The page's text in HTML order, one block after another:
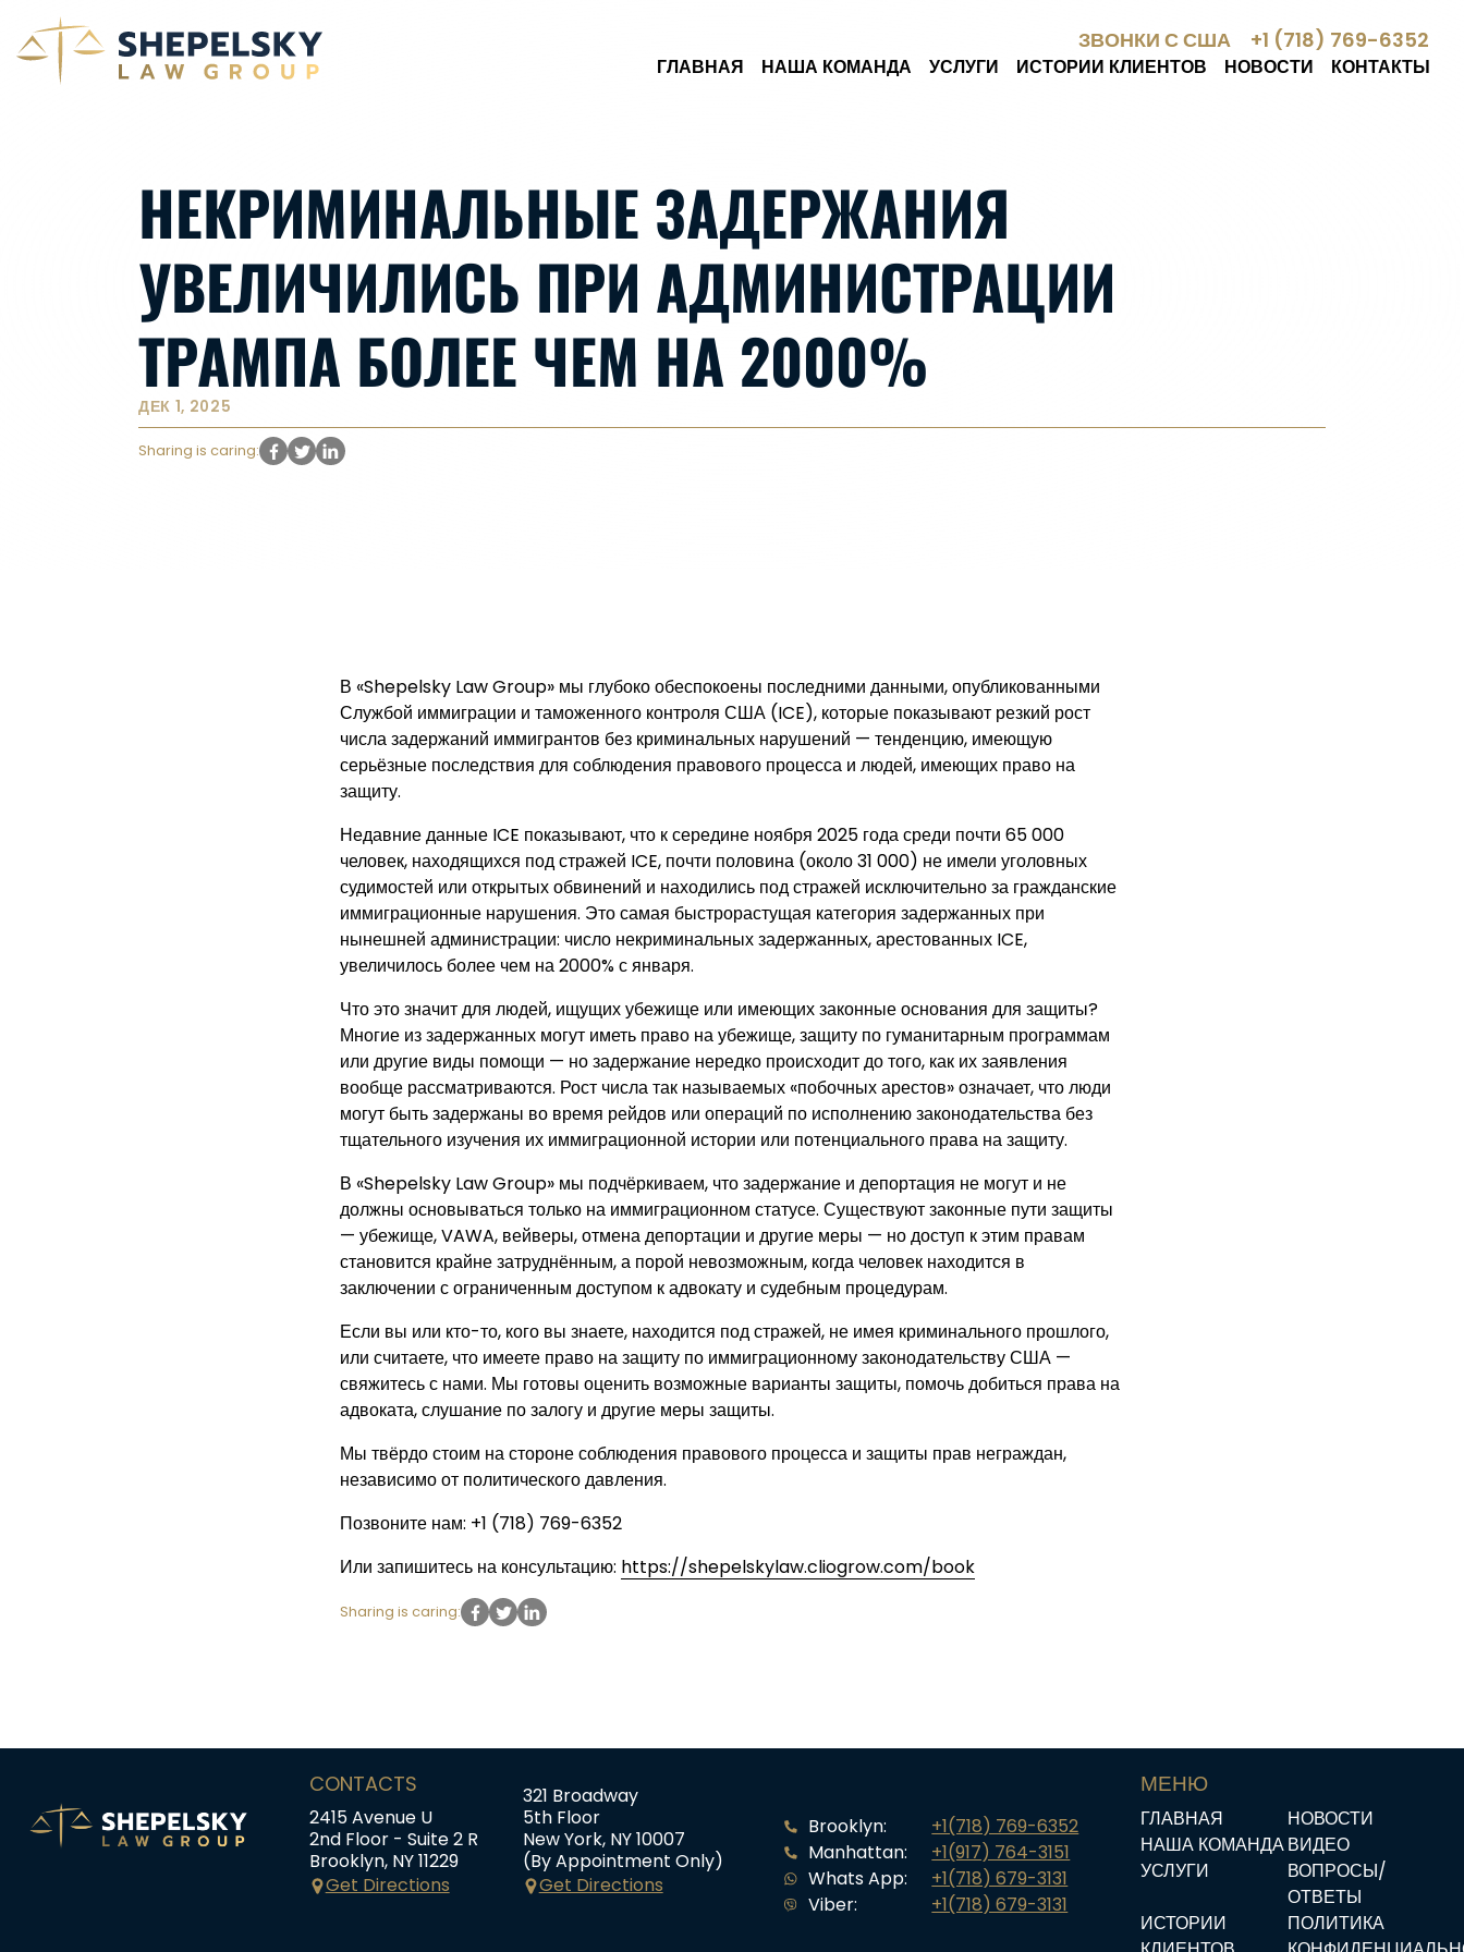
ЗВОНКИ С США +1 (718) 769-6352
ГЛАВНАЯ НАША КОМАНДА УСЛУГИ ИСТОРИИ КЛИЕНТОВ НОВОСТИ КОНТАКТЫ
НЕКРИМИНАЛЬНЫЕ ЗАДЕРЖАНИЯ
УВЕЛИЧИЛИСЬ ПРИ АДМИНИСТРАЦИИ
ТРАМПА БОЛЕЕ ЧЕМ НА 2000%
ДЕК 1, 2025
Sharing is caring:
В «Shepelsky Law Group» мы глубоко обеспокоены последними данными, опубликованными
Службой иммиграции и таможенного контроля США (ICE), которые показывают резкий рост
числа задержаний иммигрантов без криминальных нарушений — тенденцию, имеющую
серьёзные последствия для соблюдения правового процесса и людей, имеющих право на
защиту.
Недавние данные ICE показывают, что к середине ноября 2025 года среди почти 65 000
человек, находящихся под стражей ICE, почти половина (около 31 000) не имели уголовных
судимостей или открытых обвинений и находились под стражей исключительно за гражданские
иммиграционные нарушения. Это самая быстрорастущая категория задержанных при
нынешней администрации: число некриминальных задержанных, арестованных ICE,
увеличилось более чем на 2000% с января.
Что это значит для людей, ищущих убежище или имеющих законные основания для защиты?
Многие из задержанных могут иметь право на убежище, защиту по гуманитарным программам
или другие виды помощи — но задержание нередко происходит до того, как их заявления
вообще рассматриваются. Рост числа так называемых «побочных арестов» означает, что люди
могут быть задержаны во время рейдов или операций по исполнению законодательства без
тщательного изучения их иммиграционной истории или потенциального права на защиту.
В «Shepelsky Law Group» мы подчёркиваем, что задержание и депортация не могут и не
должны основываться только на иммиграционном статусе. Существуют законные пути защиты
— убежище, VAWA, вейверы, отмена депортации и другие меры — но доступ к этим правам
становится крайне затруднённым, а порой невозможным, когда человек находится в
заключении с ограниченным доступом к адвокату и судебным процедурам.
Если вы или кто-то, кого вы знаете, находится под стражей, не имея криминального прошлого,
или считаете, что имеете право на защиту по иммиграционному законодательству США —
свяжитесь с нами. Мы готовы оценить возможные варианты защиты, помочь добиться права на
адвоката, слушание по залогу и другие меры защиты.
Мы твёрдо стоим на стороне соблюдения правового процесса и защиты прав неграждан,
независимо от политического давления.
Позвоните нам: +1 (718) 769-6352
Или запишитесь на консультацию: https://shepelskylaw.cliogrow.com/book
Sharing is caring:
CONTACTS
2415 Avenue U
2nd Floor - Suite 2 R
Brooklyn, NY 11229
Get Directions
321 Broadway
5th Floor
New York, NY 10007
(By Appointment Only)
Get Directions
Brooklyn:
Manhattan:
Whats App:
Viber:
+1(718) 769-6352
+1(917) 764-3151
+1(718) 679-3131
+1(718) 679-3131
МЕНЮ
ГЛАВНАЯ
НОВОСТИ
НАША КОМАНДАВИДЕО
УСЛУГИ
ВОПРОСЫ/
ОТВЕТЫ
ИСТОРИИ
ПОЛИТИКА